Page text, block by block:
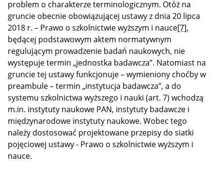
problem o charakterze terminologicznym. Otóż na
gruncie obecnie obowiązującej ustawy z dnia 20 lipca
2018 r. – Prawo o szkolnictwie wyższym i nauce[7],
będącej podstawowym aktem normatywnym
regulującym prowadzenie badań naukowych, nie
występuje termin „jednostka badawcza”. Natomiast na
gruncie tej ustawy funkcjonuje – wymieniony choćby w
preambule – termin „instytucja badawcza”, a do
systemu szkolnictwa wyższego i nauki (art. 7) wchodzą
m.in. instytuty naukowe PAN, instytuty badawcze i
międzynarodowe instytuty naukowe. Wobec tego
należy dostosować projektowane przepisy do siatki
pojęciowej ustawy - Prawo o szkolnictwie wyższym i
nauce.